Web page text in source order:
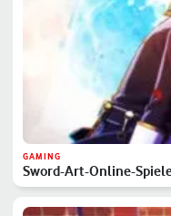
GAMING
Sword-Art-Online-